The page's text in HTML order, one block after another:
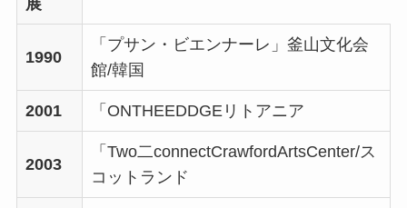
展
1990
「プサン・ビエンナーレ」釜山文化会
館/韓国
2001 「ONTHEEDDGEリトアニア
2003
「Two二connectCrawfordArtsCenter/ス
コットランド